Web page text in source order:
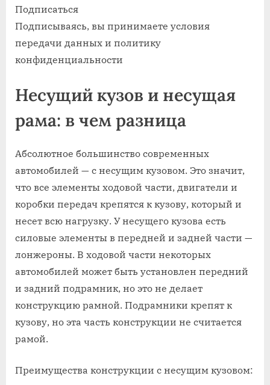
Подписаться
Подписываясь, вы принимаете условия
передачи данных и политику
конфиденциальности
Несущий кузов и несущая
рама: в чем разница
Абсолютное большинство современных
автомобилей — с несущим кузовом. Это значит,
что все элементы ходовой части, двигатели и
коробки передач крепятся к кузову, который и
несет всю нагрузку. У несущего кузова есть
силовые элементы в передней и задней части —
лонжероны. В ходовой части некоторых
автомобилей может быть установлен передний
и задний подрамник, но это не делает
конструкцию рамной. Подрамники крепят к
кузову, но эта часть конструкции не считается
рамой.
Преимущества конструкции с несущим кузовом: